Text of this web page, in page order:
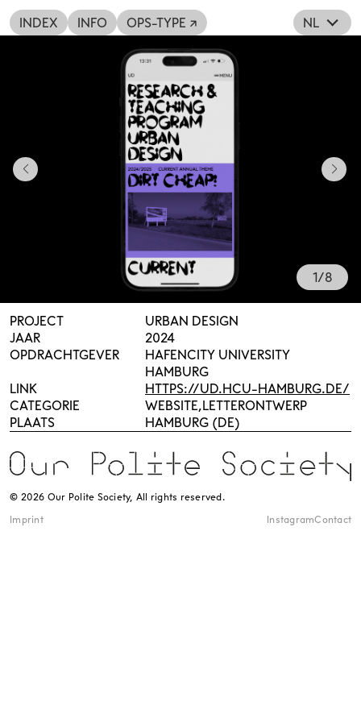
INDEX INFO OPS-TYPE ↗ NL
1/8
PROJECT
URBAN DESIGN
JAAR
2024
OPDRACHTGEVER
HAFENCITY UNIVERSITY
HAMBURG
LINK
HTTPS://UD.HCU-HAMBURG.DE/
CATEGORIE
WEBSITE LETTERONTWERP
PLAATS
HAMBURG (DE)
© 2026 Our Polite Society, All rights reserved.
Imprint
InstagramContact